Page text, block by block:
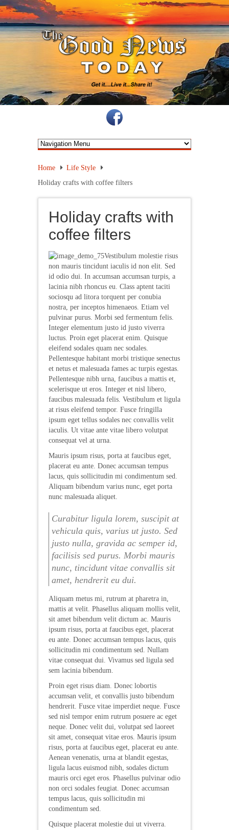
Home
Life Style
Holiday crafts with coffee filters
Holiday crafts with
coffee filters
Vestibulum molestie risus
non mauris tincidunt iaculis id non elit. Sed
id odio dui. In accumsan accumsan turpis, a
lacinia nibh rhoncus eu. Class aptent taciti
sociosqu ad litora torquent per conubia
nostra, per inceptos himenaeos. Etiam vel
pulvinar purus. Morbi sed fermentum felis.
Integer elementum justo id justo viverra
luctus. Proin eget placerat enim. Quisque
eleifend sodales quam nec sodales.
Pellentesque habitant morbi tristique senectus
et netus et malesuada fames ac turpis egestas.
Pellentesque nibh urna, faucibus a mattis et,
scelerisque ut eros. Integer et nisl libero,
faucibus malesuada felis. Vestibulum et ligula
at risus eleifend tempor. Fusce fringilla
ipsum eget tellus sodales nec convallis velit
iaculis. Ut vitae ante vitae libero volutpat
consequat vel at urna.
Mauris ipsum risus, porta at faucibus eget,
placerat eu ante. Donec accumsan tempus
lacus, quis sollicitudin mi condimentum sed.
Aliquam bibendum varius nunc, eget porta
nunc malesuada aliquet.
Curabitur ligula lorem, suscipit at
vehicula quis, varius ut justo. Sed
justo nulla, gravida ac semper id,
facilisis sed purus. Morbi mauris
nunc, tincidunt vitae convallis sit
amet, hendrerit eu dui.
Aliquam metus mi, rutrum at pharetra in,
mattis at velit. Phasellus aliquam mollis velit,
sit amet bibendum velit dictum ac. Mauris
ipsum risus, porta at faucibus eget, placerat
eu ante. Donec accumsan tempus lacus, quis
sollicitudin mi condimentum sed. Nullam
vitae consequat dui. Vivamus sed ligula sed
sem lacinia bibendum.
Proin eget risus diam. Donec lobortis
accumsan velit, et convallis justo bibendum
hendrerit. Fusce vitae imperdiet neque. Fusce
sed nisl tempor enim rutrum posuere ac eget
neque. Donec velit dui, volutpat sed laoreet
sit amet, consequat vitae eros. Mauris ipsum
risus, porta at faucibus eget, placerat eu ante.
Aenean venenatis, urna at blandit egestas,
ligula lacus euismod nibh, sodales dictum
mauris orci eget eros. Phasellus pulvinar odio
non orci sodales feugiat. Donec accumsan
tempus lacus, quis sollicitudin mi
condimentum sed.
Quisque placerat molestie dui ut viverra.